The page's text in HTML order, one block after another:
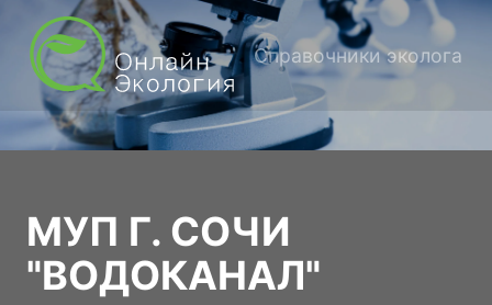
Справочники эколога
МУП Г. СОЧИ
"ВОДОКАНАЛ"